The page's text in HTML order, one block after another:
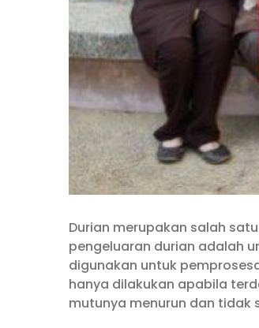
Durian merupakan salah
pengeluaran durian adalah
digunakan untuk
hanya dilakukan apabila
mutunya menurun dan tidak